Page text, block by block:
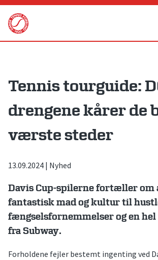
Skip
content
Tennis tourguide:
drengene kårer de
værste steder
13.09.2024 | Nyhed
Davis Cup-spilerne fortæller om
fantastisk mad og kultur til
fængselsfornemmelser og en hel
fra Subway.
Forholdene fejler bestemt ingenting ved